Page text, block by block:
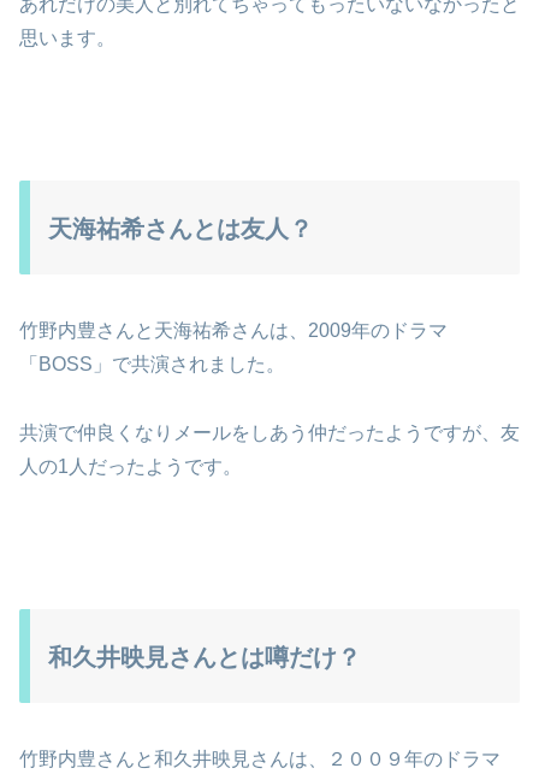
思います。
天海祐希さんとは友人？
竹野内豊さんと天海祐希さんは、2009年のドラマ
「BOSS」で共演されました。
共演で仲良くなりメールをしあう仲だったようですが、友
人の1人だったようです。
和久井映見さんとは噂だけ？
竹野内豊さんと和久井映見さんは、２００９年のドラマ